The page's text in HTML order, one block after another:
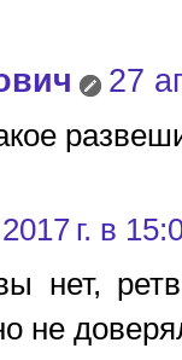
27
г. в
нет,
не